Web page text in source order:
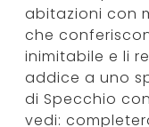
abitazioni con
che
inimitabile e li
addice a uno
di Specchio
vedi: